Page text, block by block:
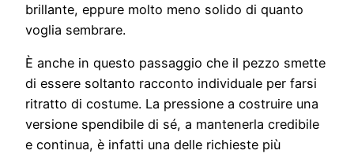
brillante, eppure molto meno solido di quanto
voglia sembrare.
È anche in questo passaggio che il pezzo smette
di essere soltanto racconto individuale per farsi
ritratto di costume. La pressione a costruire una
versione spendibile di sé, a mantenerla credibile
e continua, è infatti una delle richieste più